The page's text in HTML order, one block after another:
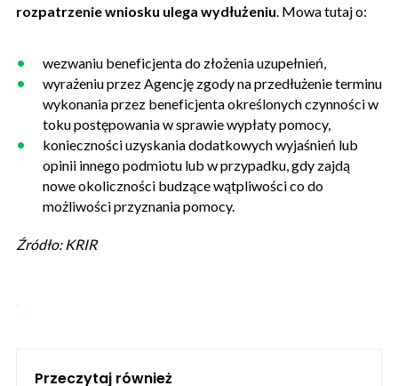
rozpatrzenie wniosku ulega wydłużeniu . Mowa tutaj o:
wezwaniu beneficjenta do złożenia uzupełnień,
wyrażeniu przez Agencję zgody na przedłużenie terminu
wykonania przez beneficjenta określonych czynności w
toku postępowania w sprawie wypłaty pomocy,
konieczności uzyskania dodatkowych wyjaśnień lub
opinii innego podmiotu lub w przypadku, gdy zajdą
nowe okoliczności budzące wątpliwości co do
możliwości przyznania pomocy.
Źródło: KRIR
Przeczytaj również